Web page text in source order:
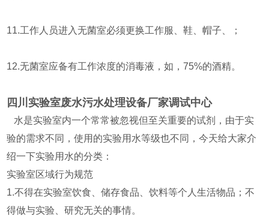
11.工作人员进入无菌室必须更换工作服、鞋、帽子、；
12.无菌室应备有工作浓度的消毒液，如，75%的酒精。
四川实验室废水污水处理设备厂家调试中心
水是实验室内一个常常被忽视但至关重要的试剂，由于实
验的需求不同，使用的实验用水等级也不同，今天给大家介
绍一下实验用水的分类：
实验室区域行为规范
1.不得在实验室饮食、储存食品、饮料等个人生活物品；不
得做与实验、研究无关的事情。